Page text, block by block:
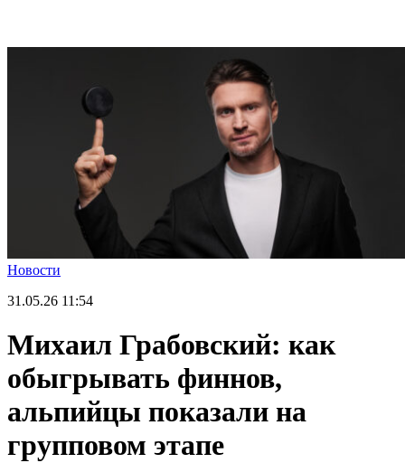
Новости
31.05.26 11:54
Михаил Грабовский: как
обыгрывать финнов,
альпийцы показали на
групповом этапе